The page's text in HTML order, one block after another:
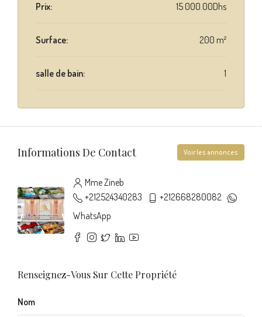
Prix: 15 000.00Dhs
Surface: 200 m²
salle de bain: 1
Informations De Contact Voir les annonces
Mme Zineb
+212524340283
+212668280082
WhatsApp
Renseignez-Vous Sur Cette Propriété
Nom